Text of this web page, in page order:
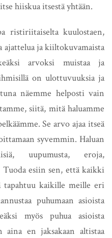
hiiskua itsestä yhtään.
ristiriitaiselta kuulostaen,
ajattelua ja kiiltokuvamaista
arvoksi muistaa ja
on ulottuvuuksia ja
näemme helposti vain
siitä, mitä haluamme
Se arvo ajaa itseä
syvemmin. Haluan
uupumusta, eroja,
esiin sen, että kaikki
tapahtuu kaikille meille eri
puhumaan asioista
myös puhua asioista
en jaksakaan altistaa